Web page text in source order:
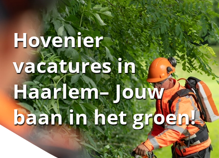
Hovenier
vacatures in
Haarlem– Jouw
baan in het groen!